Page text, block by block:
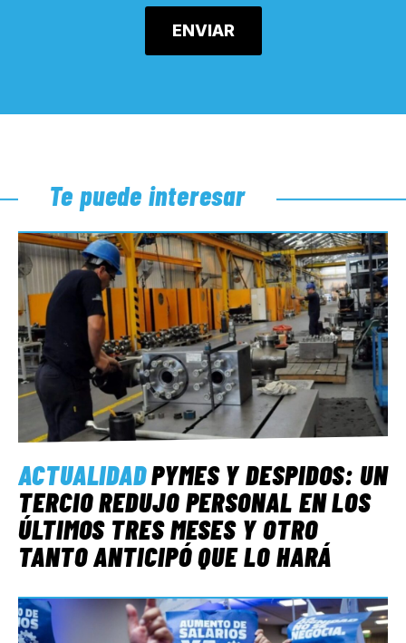
Te puede interesar
ACTUALIDADPYMES Y DESPIDOS: UN
TERCIO REDUJO PERSONAL EN LOS
ÚLTIMOS TRES MESES Y OTRO
TANTO ANTICIPÓ QUE LO HARÁ